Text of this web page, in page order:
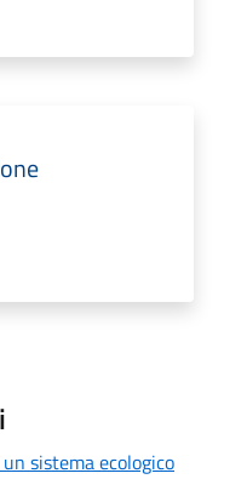
sistema ecologico